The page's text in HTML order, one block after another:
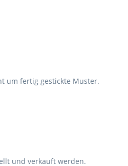
um fertig gestickte Muster.
und verkauft werden.